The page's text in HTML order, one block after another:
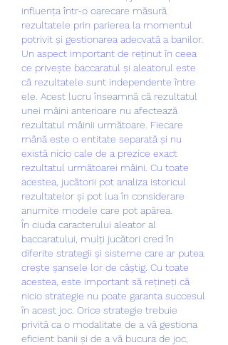
influența într-o oarecare măsură
rezultatele prin parierea la momentul
potrivit și gestionarea adecvată a banilor.
Un aspect important de reținut în ceea
ce privește baccaratul și aleatorul este
că rezultatele sunt independente între
ele. Acest lucru înseamnă că rezultatul
unei mâini anterioare nu afectează
rezultatul mâinii următoare. Fiecare
mână este o entitate separată și nu
există nicio cale de a prezice exact
rezultatul următoarei mâini. Cu toate
acestea, jucătorii pot analiza istoricul
rezultatelor și pot lua în considerare
anumite modele care pot apărea.
În ciuda caracterului aleator al
baccaratului, mulți jucători cred în
diferite strategii și sisteme care ar putea
crește șansele lor de câștig. Cu toate
acestea, este important să rețineți că
nicio strategie nu poate garanta succesul
în acest joc. Orice strategie trebuie
privită ca o modalitate de a vă gestiona
eficient banii și de a vă bucura de joc,